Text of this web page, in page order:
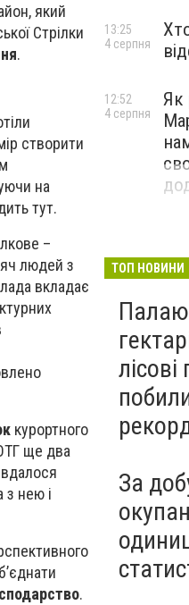
який
Стрілки
.
створити
на
тут.
–
людей з
вкладає
курортного
ще два
з нею і
.
13:25
4 серпня
Як
12:52
4 серпня
ТОП НОВИНИ
За